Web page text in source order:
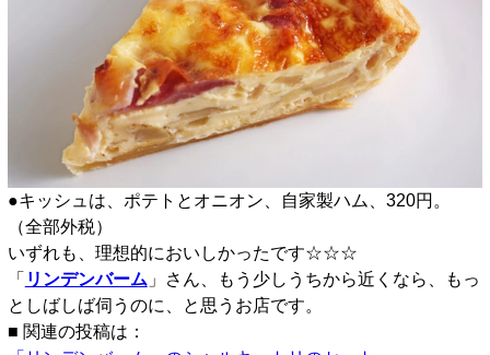
●キッシュは、ポテトとオニオン、自家製ハム、320円。
（全部外税）
いずれも、理想的においしかったです☆☆☆
「 リンデンバーム 」さん、もう少しうちから近くなら、もっ
としばしば伺うのに、と思うお店です。
■ 関連の投稿は：